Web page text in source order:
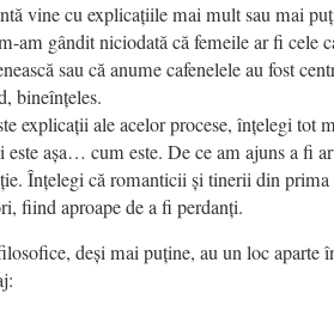
vine cu explicațiile mai mult sau mai
am gândit niciodată că femeile ar fi cele
sau că anume cafenelele au fost
bineînțeles.
explicații ale acelor procese, înțelegi tot
este așa… cum este. De ce am ajuns a fi
Înțelegi că romanticii și tinerii din
fiind aproape de a fi perdanți.
deși mai puține, au un loc aparte